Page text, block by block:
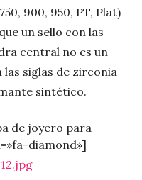
900, 950, PT, Plat)
un sello con las
central no es un
siglas de zirconia
sintético.
de joyero para
diamond»]